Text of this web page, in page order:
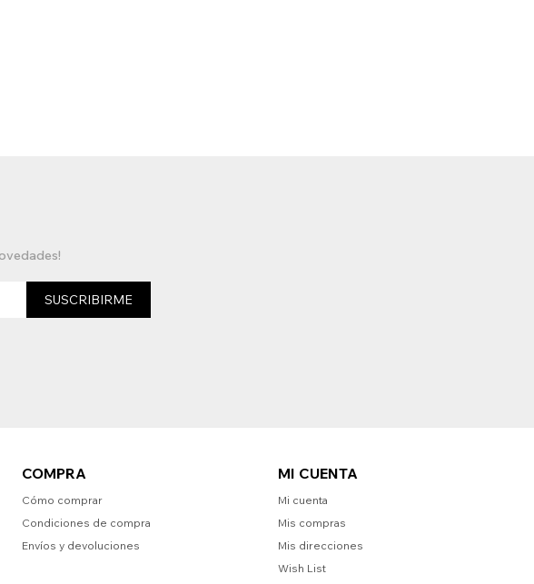
COMPRA
Cómo comprar
Condiciones de compra
Envíos y devoluciones
MI CUENTA
Mi cuenta
Mis compras
Mis direcciones
Wish List
SUSCRIBIRME